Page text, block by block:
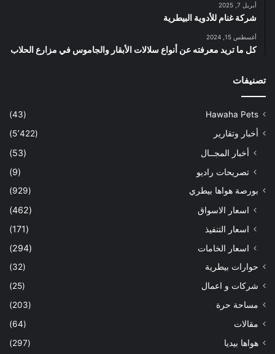
أبريل 7, 2025
شركة غنام للأدوية البيطرية
أغسطس 15, 2024
كل ما تريد معرفته عن أنواع سلالات الأبقار والجاموس في مزارع الحلاب
تصنيفات
Hawaha Pets
(43)
أخبار وتقارير
(5٬422)
أخبار المجــال
(53)
تصريحات راديو
(9)
بورصة هواها بيطري (929)
اسعار الاسواق
(462)
اسعار التنفيذ
(171)
اسعار الخامات
(294)
حوارات بيطرية
(32)
شركات و اعمال
(25)
مساحة حرة
(203)
مقالات
(64)
هواها بيديا
(297)